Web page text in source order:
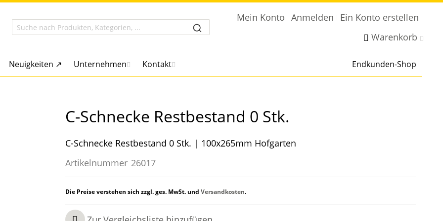
Mein Konto Anmelden
Ein Konto erstellen
Warenkorb
Neuigkeiten ↗ Unternehmen Kontakt Endkunden-Shop
C-Schnecke Restbestand 0 Stk.
C-Schnecke Restbestand 0 Stk. | 100x265mm Hofgarten
Artikelnummer 26017
Die Preise verstehen sich zzgl. ges. MwSt. und Versandkosten.